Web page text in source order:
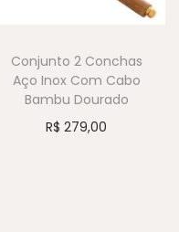
Conjunto 2 Conchas
Aço Inox Com Cabo
Bambu Dourado
R$ 279,00